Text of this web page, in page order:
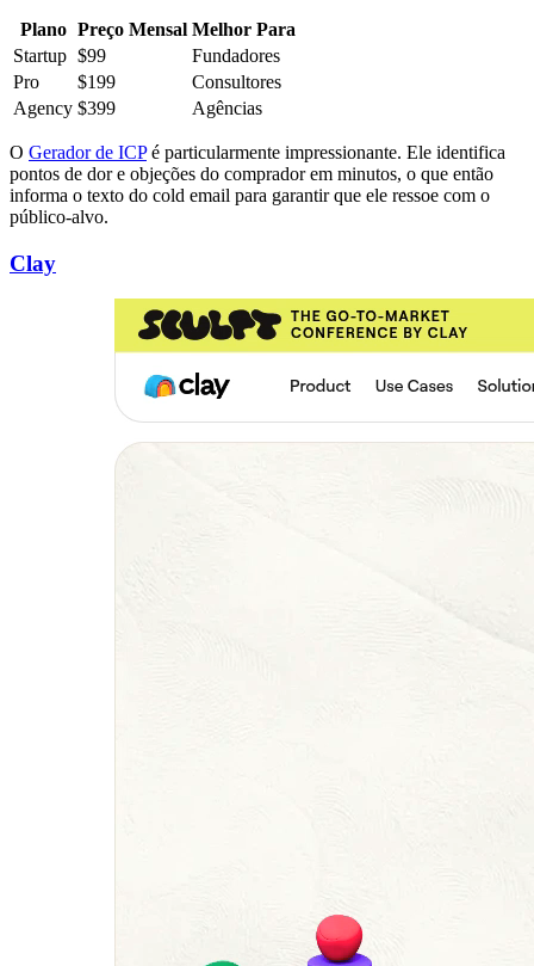
Plano Preço Mensal Melhor Para
Startup $99
Fundadores
Pro
$199
Consultores
Agency $399 Agências
O Gerador de ICPé particularmente impressionante. Ele identifica
pontos de dor e objeções do comprador em minutos, o que então
informa o texto do cold email para garantir que ele ressoe com o
público-alvo.
Clay